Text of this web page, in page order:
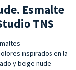
Esmalte
TNS
inspirados en la
y beige nude